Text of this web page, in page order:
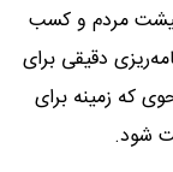
مردم و کسب
دقیقی برای
که زمینه برای
شود.